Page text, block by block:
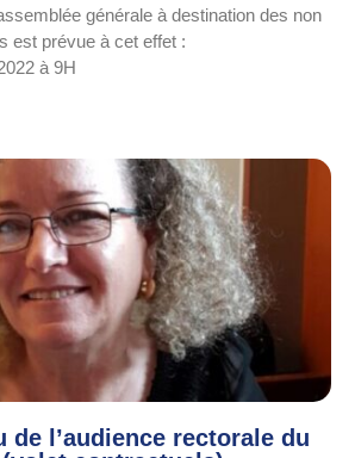
générale à destination des non
est prévue à cet effet :
à 9H
de l’audience rectorale du